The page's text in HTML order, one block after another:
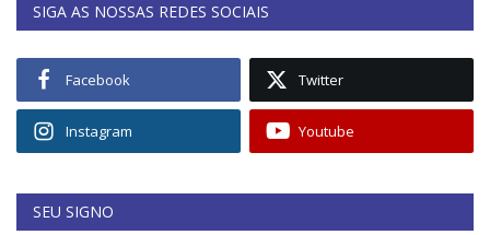
SIGA AS NOSSAS REDES SOCIAIS
Facebook Twitter
Instagram Youtube
SEU SIGNO